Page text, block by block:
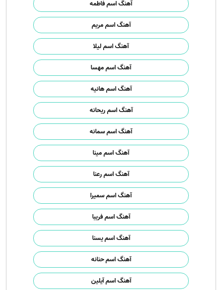
آهنگ اسم فاطمه
آهنگ اسم مریم
آهنگ اسم لیلا
آهنگ اسم مهسا
آهنگ اسم هانیه
آهنگ اسم ریحانه
آهنگ اسم سمانه
آهنگ اسم مینا
آهنگ اسم رعنا
آهنگ اسم سمیرا
آهنگ اسم فریبا
آهنگ اسم یسنا
آهنگ اسم حنانه
آهنگ اسم آیلین